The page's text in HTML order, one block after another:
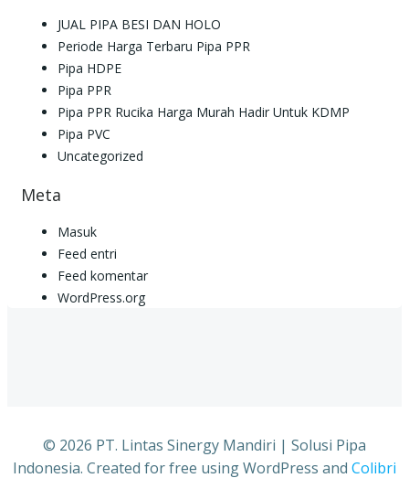
JUAL PIPA BESI DAN HOLO
Periode Harga Terbaru Pipa PPR
Pipa HDPE
Pipa PPR
Pipa PPR Rucika Harga Murah Hadir Untuk KDMP
Pipa PVC
Uncategorized
Meta
Masuk
Feed entri
Feed komentar
WordPress.org
© 2026 PT. Lintas Sinergy Mandiri | Solusi Pipa
Indonesia. Created for free using WordPress and Colibri